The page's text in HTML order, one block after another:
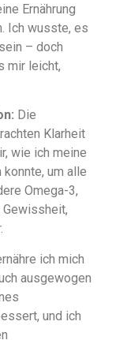
Ernährung
Ich wusste, es
– doch
mir leicht,
Die
Klarheit
wie ich meine
um alle
Omega-3,
ich mich
ausgewogen
und ich